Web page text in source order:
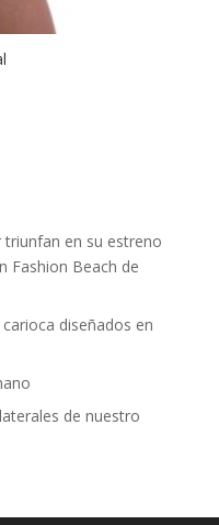
triunfan en su estreno
Fashion Beach de
diseñados en
de nuestro